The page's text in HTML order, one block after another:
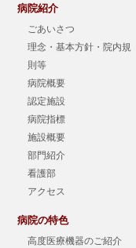
病院紹介
ごあいさつ
理念・基本方針・院内規
則等
病院概要
認定施設
病院指標
施設概要
部門紹介
看護部
アクセス
病院の特色
高度医療機器のご紹介